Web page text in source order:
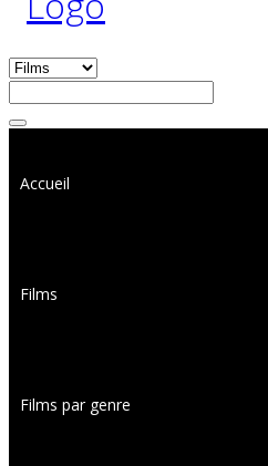
Accueil
Films
Films par genre